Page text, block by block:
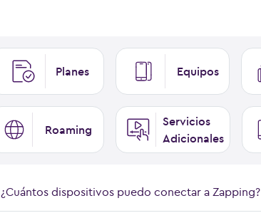
Planes Equipos
Roaming
Servicios
Adicionales
¿Cuántos dispositivos puedo conectar a Zapping?